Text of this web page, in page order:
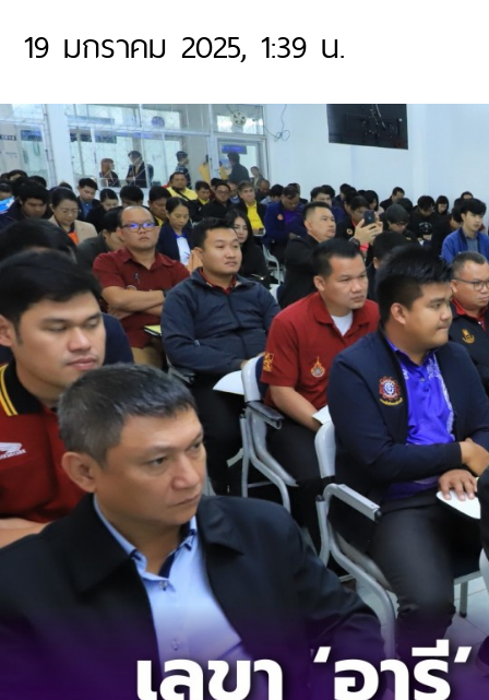
19 มกราคม 2025, 1:39 น.